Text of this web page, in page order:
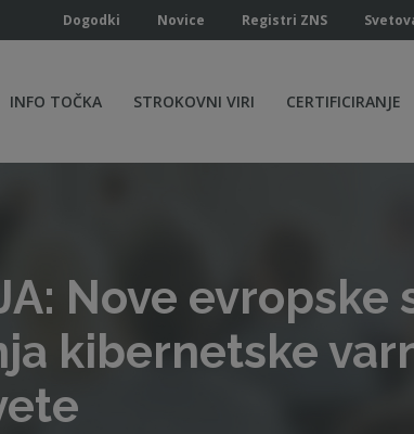
Dogodki Novice Registri ZNS
INFO TOČKA STROKOVNI VIRI CERTIFICIRANJE
Nove
kibernetske